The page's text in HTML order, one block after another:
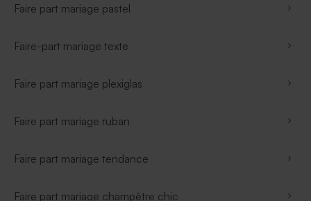
Faire part mariage pastel
Faire-part mariage texte
Faire part mariage plexiglas
Faire part mariage ruban
Faire part mariage tendance
Faire part mariage champêtre chic